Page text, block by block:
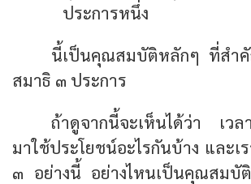
ประการหนึ่ง
นี้เป็นคุณสมบัติหลักๆ ที่สำ
สมาธิ ๓ ประการ
ถ้าดูจากนี้จะเห็นได้ว่า เวล
มาใช้ประโยชน์อะไรกันบ้าง และเ
๓ อย่างนี้ อย่างไหนเป็นคุณสมบั